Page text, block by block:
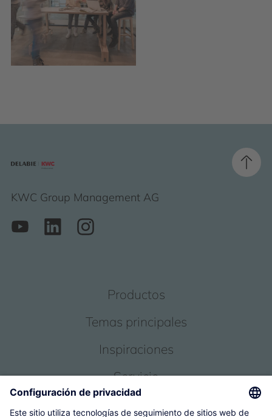
KWC Group Management AG
Productos
Temas principales
Inspiraciones
Servicio
Sobre nosotros